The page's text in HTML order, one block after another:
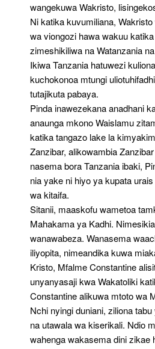
wangekuwa Wakristo,
Ni katika kuvumiliana,
wa viongozi hawa wakuu
zimeshikiliwa na Watanzania
Ikiwa Tanzania hatuwezi
kuchokonoa mtungi
tutajikuta pabaya.
Pinda inawezekana anadhani
anaunga mkono Waislamu
katika tangazo lake la
Zanzibar, alikowambia
nasema bora Tanzania ibaki,
nia yake ni hiyo ya kupata
wa kitaifa.
Sitanii, maaskofu wametoa
Mahakama ya Kadhi.
wanawabeza. Wanasema
iliyopita, nimeandika kuwa
Kristo, Mfalme Constantine
unyanyasaji kwa Wakatoliki
Constantine alikuwa mtoto wa
Nchi nyingi duniani, ziliona
na utawala wa kiserikali. Ndio
wahenga wakasema dini zikae